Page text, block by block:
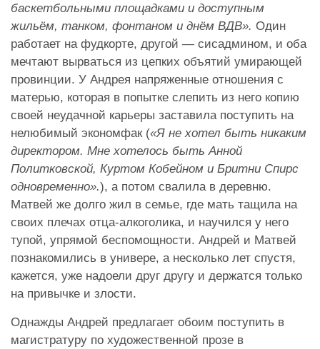
баскетбольными площадками и доступным
жильём, танком, фонтаном и днём ВДВ». Один
работает на фудкорте, другой — сисадмином, и оба
мечтают вырваться из цепких объятий умирающей
провинции. У Андрея напряженные отношения с
матерью, которая в попытке слепить из него копию
своей неудачной карьеры заставила поступить на
нелюбимый экономфак («Я не хотел быть никаким
директором. Мне хотелось быть Анной
Политковской, Куртом Кобейном и Бритни Спирс
одновременно».), а потом свалила в деревню.
Матвей же долго жил в семье, где мать тащила на
своих плечах отца-алкоголика, и научился у него
тупой, упрямой беспомощности. Андрей и Матвей
познакомились в универе, а несколько лет спустя,
кажется, уже надоели друг другу и держатся только
на привычке и злости.
Однажды Андрей предлагает обоим поступить в
магистратуру по художественной прозе в